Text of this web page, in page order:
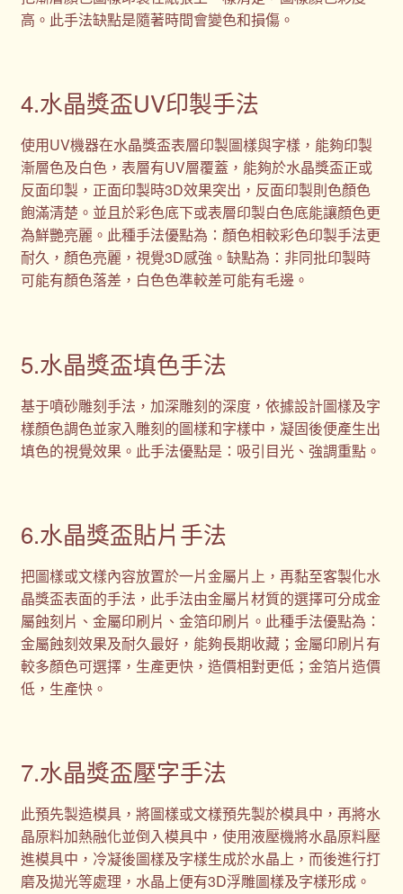
高。此手法缺點是隨著時間會變色和損傷。
4.水晶獎盃UV印製手法
使用UV機器在水晶獎盃表層印製圖樣與字樣，能夠印製
漸層色及白色，表層有UV層覆蓋，能夠於水晶獎盃正或
反面印製，正面印製時3D效果突出，反面印製則色顏色
飽滿清楚。並且於彩色底下或表層印製白色底能讓顏色更
為鮮艷亮麗。此種手法優點為：顏色相較彩色印製手法更
耐久，顏色亮麗，視覺3D感強。缺點為：非同批印製時
可能有顏色落差，白色色準較差可能有毛邊。
5.水晶獎盃填色手法
基于噴砂雕刻手法，加深雕刻的深度，依據設計圖樣及字
樣顏色調色並家入雕刻的圖樣和字樣中，凝固後便產生出
填色的視覺效果。此手法優點是：吸引目光、強調重點。
6.水晶獎盃貼片手法
把圖樣或文樣內容放置於一片金屬片上，再黏至客製化水
晶獎盃表面的手法，此手法由金屬片材質的選擇可分成金
屬蝕刻片、金屬印刷片、金箔印刷片。此種手法優點為：
金屬蝕刻效果及耐久最好，能夠長期收藏；金屬印刷片有
較多顏色可選擇，生產更快，造價相對更低；金箔片造價
低，生產快。
7.水晶獎盃壓字手法
此預先製造模具，將圖樣或文樣預先製於模具中，再將水
晶原料加熱融化並倒入模具中，使用液壓機將水晶原料壓
進模具中，冷凝後圖樣及字樣生成於水晶上，而後進行打
磨及拋光等處理，水晶上便有3D浮雕圖樣及字樣形成。